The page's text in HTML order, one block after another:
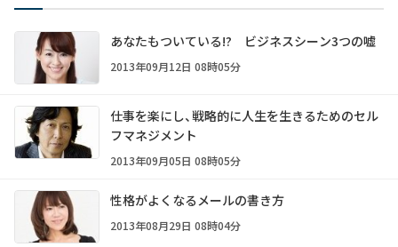
あなたもついている!? ビジネスシーン3つの嘘
2013年09月12日 08時05分
仕事を楽にし、戦略的に人生を生きるためのセル
フマネジメント
2013年09月05日 08時05分
性格がよくなるメールの書き方
2013年08月29日 08時04分